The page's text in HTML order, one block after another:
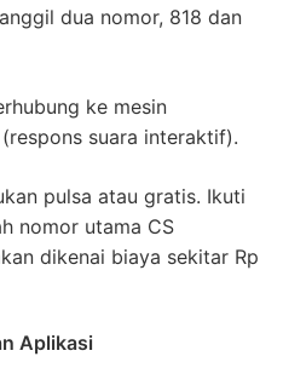
dua nomor, 818 dan
ke mesin
suara interaktif).
pulsa atau gratis. Ikuti
nomor utama CS
dikenai biaya sekitar Rp
Aplikasi